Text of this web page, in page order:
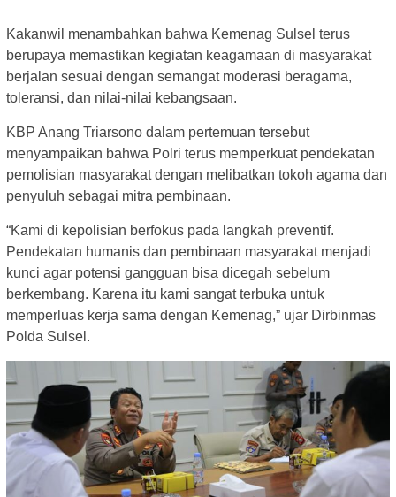
Kakanwil menambahkan bahwa Kemenag Sulsel terus
berupaya memastikan kegiatan keagamaan di masyarakat
berjalan sesuai dengan semangat moderasi beragama,
toleransi, dan nilai-nilai kebangsaan.
KBP Anang Triarsono dalam pertemuan tersebut
menyampaikan bahwa Polri terus memperkuat pendekatan
pemolisian masyarakat dengan melibatkan tokoh agama dan
penyuluh sebagai mitra pembinaan.
“Kami di kepolisian berfokus pada langkah preventif.
Pendekatan humanis dan pembinaan masyarakat menjadi
kunci agar potensi gangguan bisa dicegah sebelum
berkembang. Karena itu kami sangat terbuka untuk
memperluas kerja sama dengan Kemenag,” ujar Dirbinmas
Polda Sulsel.